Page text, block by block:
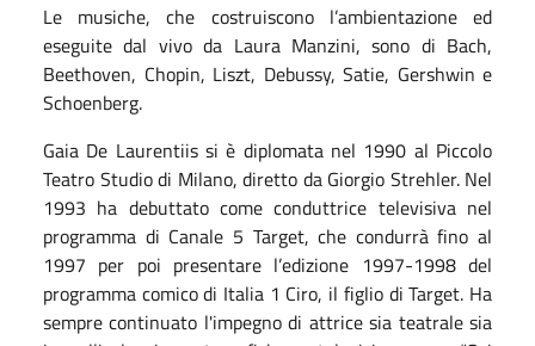
Le musiche, che costruiscono l’ambientazione ed
eseguite dal vivo da Laura Manzini, sono di Bach,
Beethoven, Chopin, Liszt, Debussy, Satie, Gershwin e
Schoenberg.
Gaia De Laurentiis si è diplomata nel 1990 al Piccolo
Teatro Studio di Milano, diretto da Giorgio Strehler. Nel
1993 ha debuttato come conduttrice televisiva nel
programma di Canale 5 Target, che condurrà fino al
1997 per poi presentare l’edizione 1997-1998 del
programma comico di Italia 1 Ciro, il figlio di Target. Ha
sempre continuato l'impegno di attrice sia teatrale sia